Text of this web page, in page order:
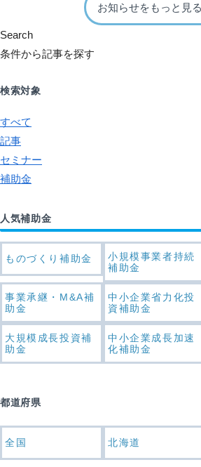
お知らせをもっと見る
Search
条件から記事を探す
検索対象
すべて
記事
セミナー
補助金
人気補助金
ものづくり補助金
小規模事業者持続
補助金
事業承継・M&A補
助金
中小企業省力化投
資補助金
大規模成長投資補
助金
中小企業成長加速
化補助金
都道府県
全国 北海道